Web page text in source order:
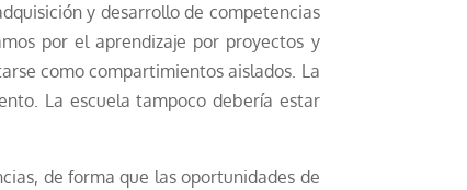
y desarrollo de competencias
por el aprendizaje por proyectos y
como compartimientos aislados. La
La escuela tampoco debería estar
de forma que las oportunidades de